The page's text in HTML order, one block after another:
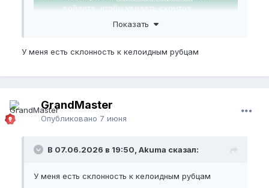
войдите, чтобы увидеть скрытое
изображение.
По мере роста члена думаю и уздечка также будет
Показать
У меня есть склонность к келоидным рубцам
GrandMaster
Опубликовано 7 июня
В 07.06.2026 в 19:50, Akuma сказал:
У меня есть склонность к келоидным рубцам